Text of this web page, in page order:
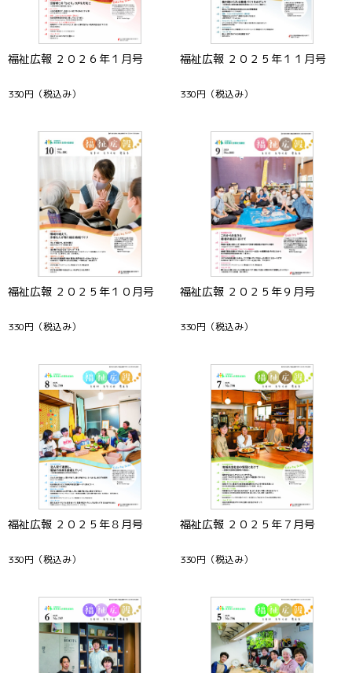
福祉広報 ２０２６年１月号
330円 （税込み）
福祉広報 ２０２５年１１月号
330円 （税込み）
福祉広報 ２０２５年１０月号
330円 （税込み）
福祉広報 ２０２５年９月号
330円 （税込み）
福祉広報 ２０２５年８月号
330円 （税込み）
福祉広報 ２０２５年７月号
330円 （税込み）